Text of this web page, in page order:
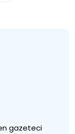
gazeteci